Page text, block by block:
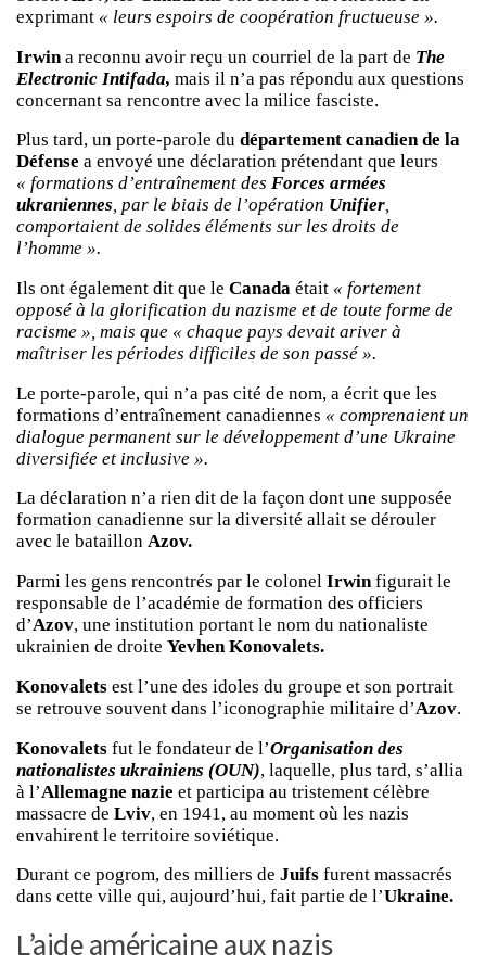
exprimant « leurs espoirs de coopération fructueuse ».
Irwin a reconnu avoir reçu un courriel de la part de The
Electronic Intifada, mais il n’a pas répondu aux questions
concernant sa rencontre avec la milice fasciste.
Plus tard, un porte-parole du département canadien de la
Défense a envoyé une déclaration prétendant que leurs
« formations d’entraînement des Forces armées
ukraniennes, par le biais de l’opération Unifier,
comportaient de solides éléments sur les droits de
l’homme ».
Ils ont également dit que le Canada était « fortement
opposé à la glorification du nazisme et de toute forme de
racisme », mais que « chaque pays devait ariver à
maîtriser les périodes difficiles de son passé ».
Le porte-parole, qui n’a pas cité de nom, a écrit que les
formations d’entraînement canadiennes « comprenaient un
dialogue permanent sur le développement d’une Ukraine
diversifiée et inclusive ».
La déclaration n’a rien dit de la façon dont une supposée
formation canadienne sur la diversité allait se dérouler
avec le bataillon Azov.
Parmi les gens rencontrés par le colonel Irwinfigurait le
responsable de l’académie de formation des officiers
d’Azov, une institution portant le nom du nationaliste
ukrainien de droite Yevhen Konovalets.
Konovalets est l’une des idoles du groupe et son portrait
se retrouve souvent dans l’iconographie militaire d’Azov.
Konovalets fut le fondateur de l’Organisation des
nationalistes ukrainiens (OUN), laquelle, plus tard, s’allia
à l’Allemagne nazie et participa au tristement célèbre
massacre de Lviv, en 1941, au moment où les nazis
envahirent le territoire soviétique.
Durant ce pogrom, des milliers de Juifs furent massacrés
dans cette ville qui, aujourd’hui, fait partie de l’Ukraine.
L’aide américaine aux nazis